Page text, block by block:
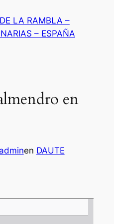
LA RAMBLA –
– ESPAÑA
en
en DAUTE